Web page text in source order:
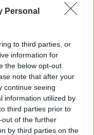
Personal
to third parties, or
information for
the below opt-out
note that after your
continue seeing
information utilized by
third parties prior to
of the further
by third parties on the
να κρατήσετε
για
απλό και
έχει